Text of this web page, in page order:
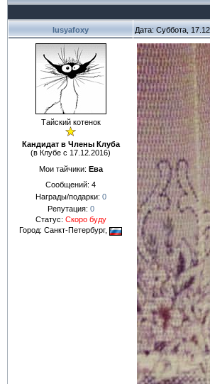
lusyafoxy Дата: Суббота,
Тайский котенок
Кандидат в Члены Клуба
(в Клубе с 17.12.2016)
Мои тайчики: Ева
Сообщений: 4
Награды/подарки: 0
Репутация: 0
Статус: Скоро буду
Город: Санкт-Петербург,